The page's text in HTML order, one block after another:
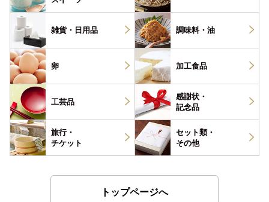
雑貨・ 日用品 調味料・ 油
卵 加工食品
工芸品
感謝状・
記念品
旅行・
チケット
セット類・
その他
トップページへ